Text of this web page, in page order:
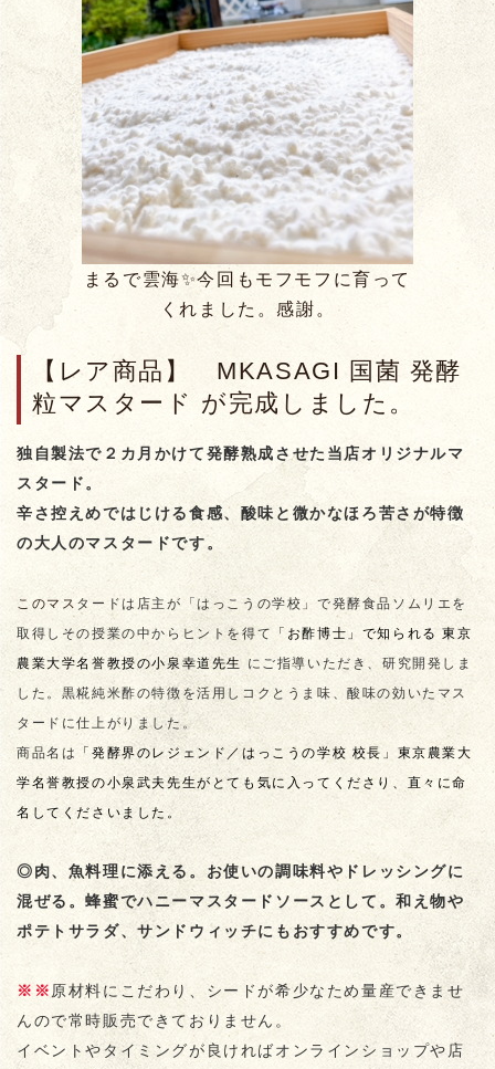
まるで雲海✨今回もモフモフに育って
くれました。感謝。
【レア商品】 MKASAGI 国菌 発酵
粒マスタード が完成しました。
独自製法で２カ月かけて発酵熟成させた当店オリジナルマ
スタード。
辛さ控えめではじける食感、酸味と微かなほろ苦さが特徴
の大人のマスタードです。
このマス タードは店主が「はっこうの学校」で発酵食品ソムリエを
取得しその授業の中からヒントを得て
「お酢博士」で知られる 東京
農業大学名誉教授の小泉幸道先生
にご指導いただき、研究開発しま
した。黒糀純米酢の特徴を活用しコクとうま味、酸味の効いたマス
タードに仕上がりました。
商品名は 「発酵界のレジェンド／はっこうの学校 校長」 東京農業大
学名誉教授の小泉武夫先生がとても気に入ってくださり、直々に命
名してくださいました。
◎肉、魚料理に添える。お使いの調味料やドレッシングに
混ぜる。蜂蜜でハニーマスタードソースとして。和え物や
ポテトサラダ、サンドウィッチにもおすすめです。
※※原材料にこだわり、シードが希少なため量産できませ
んので常時販売できておりません。
イベントやタイミングが良ければオンラインショップや店